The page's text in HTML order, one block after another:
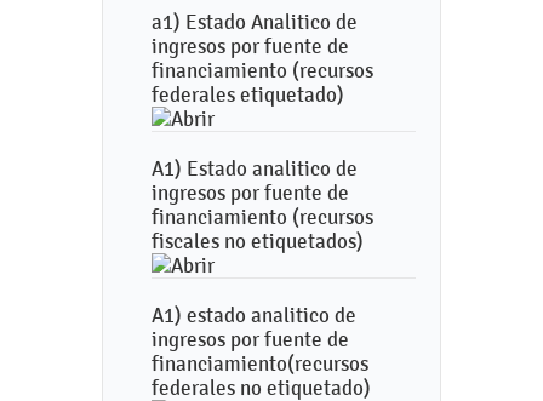
a1) Estado Analitico de
ingresos por fuente de
financiamiento (recursos
federales etiquetado)
A1) Estado analitico de
ingresos por fuente de
financiamiento (recursos
fiscales no etiquetados)
A1) estado analitico de
ingresos por fuente de
financiamiento(recursos
federales no etiquetado)